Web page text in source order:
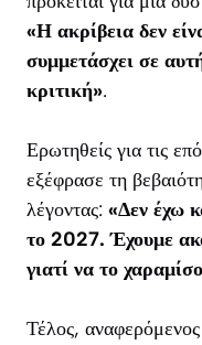
«Η ακρίβεια δεν
συμμετάσχει σε
κριτική».
Ερωτηθείς για τις
εξέφρασε τη
λέγοντας: «Δεν έχω
το 2027. Έχουμε
γιατί να το
Τέλος,